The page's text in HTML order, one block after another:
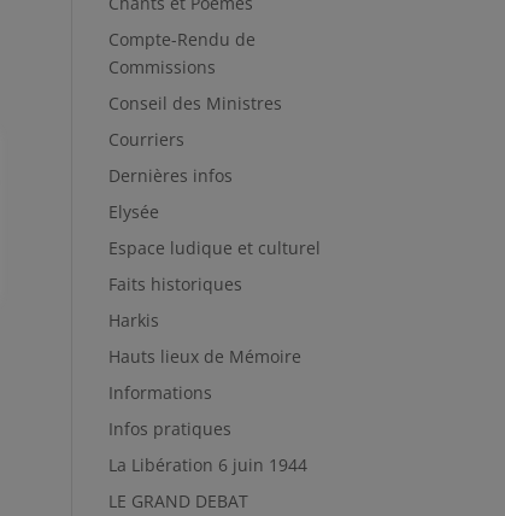
Compte-Rendu de
Commissions
Conseil des Ministres
Courriers
Dernières infos
Elysée
Espace ludique et culturel
Faits historiques
Harkis
Hauts lieux de Mémoire
Informations
Infos pratiques
La Libération 6 juin 1944
LE GRAND DEBAT